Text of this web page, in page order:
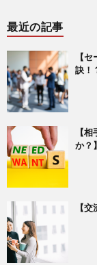
最近の記事
【
訣！
【
か？】
【